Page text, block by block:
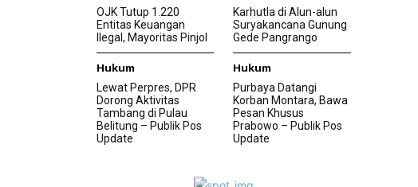
OJK Tutup 1.220
Entitas Keuangan
Ilegal, Mayoritas Pinjol
Karhutla di Alun-alun
Suryakancana Gunung
Gede Pangrango
Hukum
Lewat Perpres, DPR
Dorong Aktivitas
Tambang di Pulau
Belitung – Publik Pos
Update
Hukum
Purbaya Datangi
Korban Montara, Bawa
Pesan Khusus
Prabowo – Publik Pos
Update